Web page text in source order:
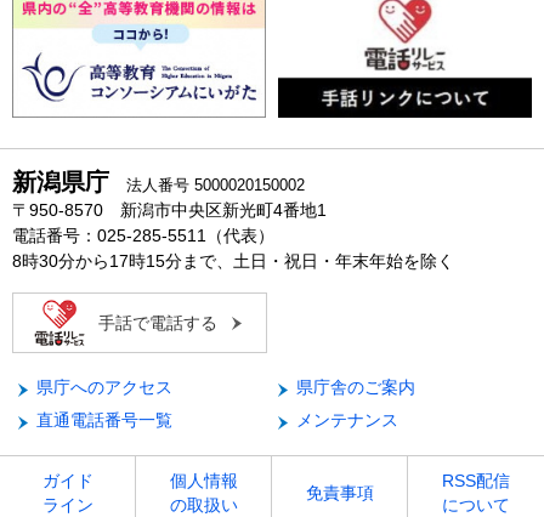
新潟県庁 法人番号 5000020150002
〒950-8570 新潟市中央区新光町4番地1
電話番号：025-285-5511（代表）
8時30分から17時15分まで、土日・祝日・年末年始を除く
手話で電話する
県庁へのアクセス
県庁舎のご案内
直通電話番号一覧
メンテナンス
ガイド
ライン
個人情報
の取扱い
免責事項
RSS配信
について